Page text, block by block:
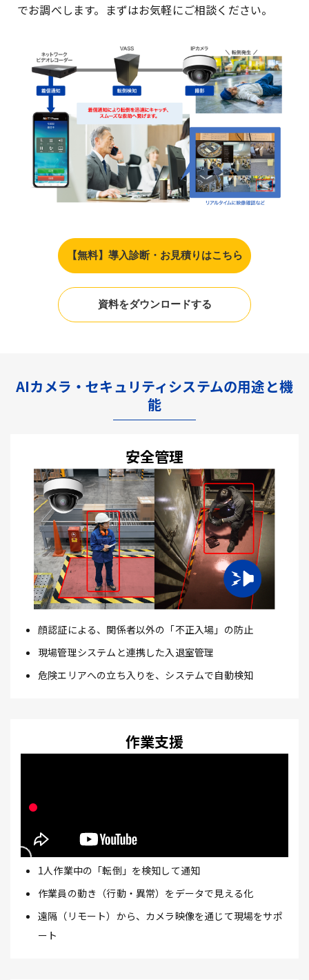
でお調べします。まずはお気軽にご相談ください。
【無料】導入診断・お見積りはこちら
資料をダウンロードする
AIカメラ・セキュリティシステムの用途と機
能
安全管理
顔認証による、関係者以外の「不正入場」の防止
現場管理システムと連携した入退室管理
危険エリアへの立ち入りを、システムで自動検知
作業支援
1人作業中の「転倒」を検知して通知
作業員の動き（行動・異常）をデータで見える化
遠隔（リモート）から、カメラ映像を通じて現場をサポ
ート